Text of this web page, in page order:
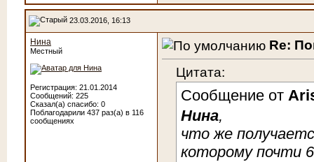
23.03.2016, 16:13
Нина
Местный
Регистрация: 21.01.2014
Сообщений: 225
Сказал(а) спасибо: 0
Поблагодарили 437 раз(а) в 116
сообщениях
Re:
Цитата:
Сообщение от
Нина,
что же
которому почти